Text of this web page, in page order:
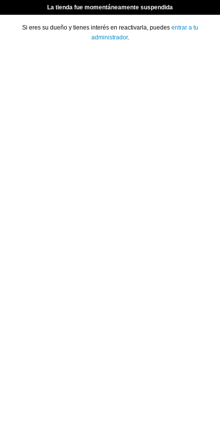
La tienda fue momentáneamente suspendida
Si eres su dueño y tienes interés en reactivarla, puedes entrar a tu
administrador.